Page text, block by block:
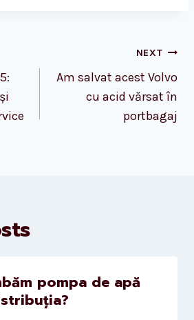
NEXT
Am salvat acest Volvo
cu acid vărsat în
portbagaj
pompa de apă